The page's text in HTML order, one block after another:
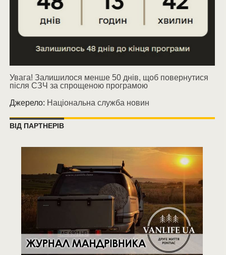
Увага! Залишилося менше 50 днів, щоб повернутися
після СЗЧ за спрощеною програмою
Джерело: Національна служба новин
ВІД ПАРТНЕРІВ